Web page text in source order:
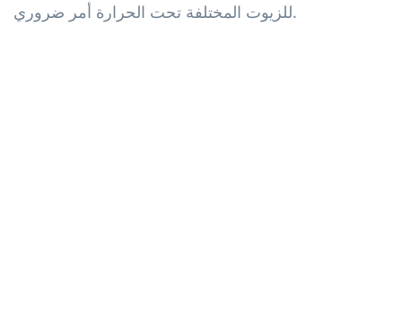
للزيوت المختلفة تحت الحرارة أمر ضروري.